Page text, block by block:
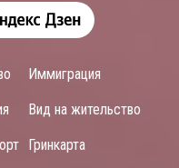
Иммиграция
Вид на жительство
Гринкарта